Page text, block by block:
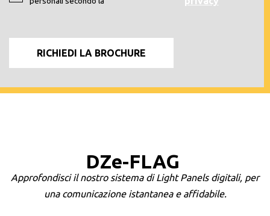
DZe-FLAG
Approfondisci il nostro sistema di Light Panels digitali, per
una comunicazione istantanea e affidabile.